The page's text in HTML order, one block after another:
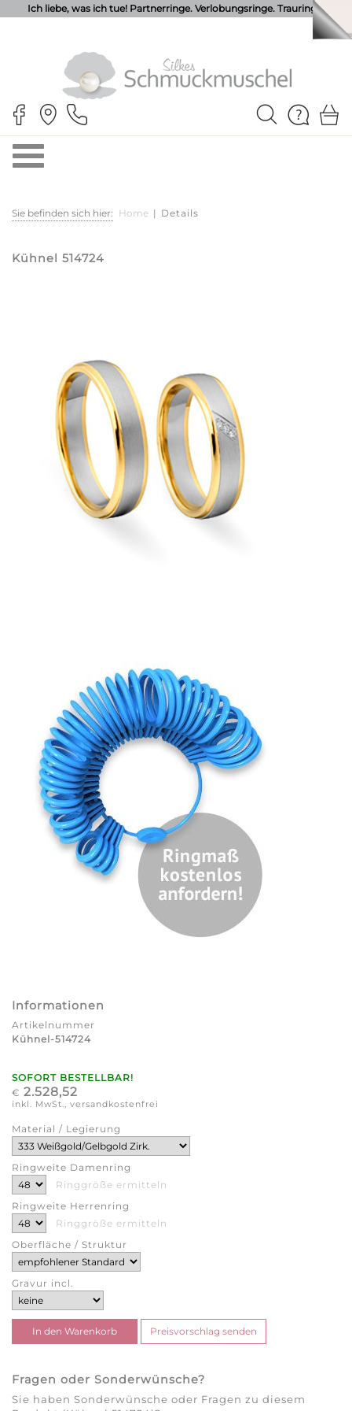
Ich liebe, was ich tue! Partnerringe. Verlobungsringe. Trauringe.
Sie befinden sich hier: Home | Details
Kühnel 514724
Informationen
Artikelnummer
Kühnel-514724
SOFORT BESTELLBAR!
€ 2.528,52
inkl. MwSt., versandkostenfrei
Material / Legierung
Ringweite Damenring
Ringgröße ermitteln
Ringweite Herrenring
Ringgröße ermitteln
Oberfläche / Struktur
Gravur incl.
Fragen oder Sonderwünsche?
Sie haben Sonderwünsche oder Fragen zu diesem